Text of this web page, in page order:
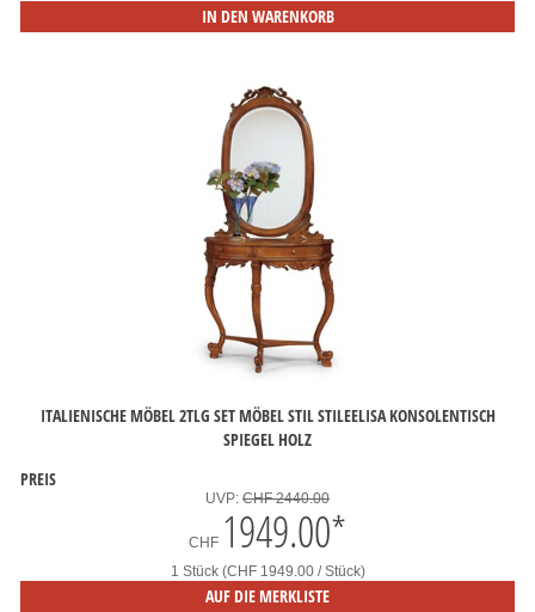
IN DEN WARENKORB
ITALIENISCHE MÖBEL 2TLG SET MÖBEL STIL STILEELISA KONSOLENTISCH
SPIEGEL HOLZ
PREIS
UVP: CHF 2440.00
CHF 1949.00*
1 Stück (CHF 1949.00 / Stück)
AUF DIE MERKLISTE